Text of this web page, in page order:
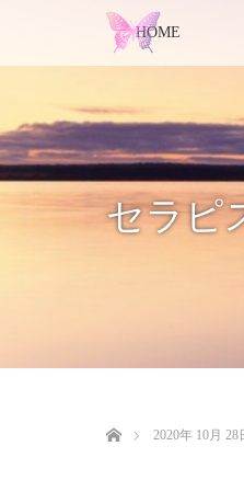
HOME
セラピ
2020年 10月 28